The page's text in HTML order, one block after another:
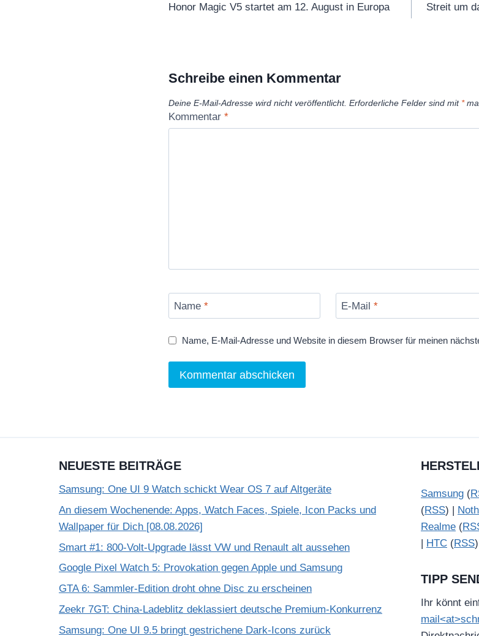
Honor Magic V5 startet am 12. August in Europa
Streit um
Schreibe einen Kommentar
Deine E-Mail-Adresse wird nicht veröffentlicht. Erforderliche Felder sind mit *
Kommentar *
Name * E-Mail *
Name, E-Mail-Adresse und Website in diesem Browser für meinen
NEUESTE BEITRÄGE
Samsung: One UI 9 Watch schickt Wear OS 7 auf Altgeräte
An diesem Wochenende: Apps, Watch Faces, Spiele, Icon Packs und
Wallpaper für Dich [08.08.2026]
Smart #1: 800-Volt-Upgrade lässt VW und Renault alt aussehen
Google Pixel Watch 5: Provokation gegen Apple und Samsung
GTA 6: Sammler-Edition droht ohne Disc zu erscheinen
Zeekr 7GT: China-Ladeblitz deklassiert deutsche Premium-Konkurrenz
Samsung: One UI 9.5 bringt gestrichene Dark-Icons zurück
Samsung (
(RSS) |
Realme (
| HTC (RSS
TIPP
Ihr könnt